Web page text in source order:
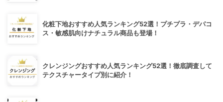
化粧下地おすすめ人気ランキング52選！プチプラ・デパコ
ス・敏感肌向けナチュラル商品も登場！
クレンジングおすすめ人気ランキング52選！徹底調査して
テクスチャータイプ別に紹介！